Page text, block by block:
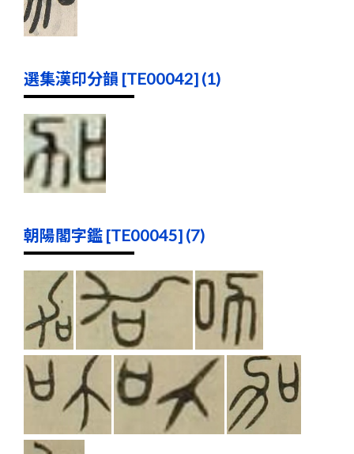
選集漢印分韻 [TE00042] (1)
朝陽閣字鑑 [TE00045] (7)